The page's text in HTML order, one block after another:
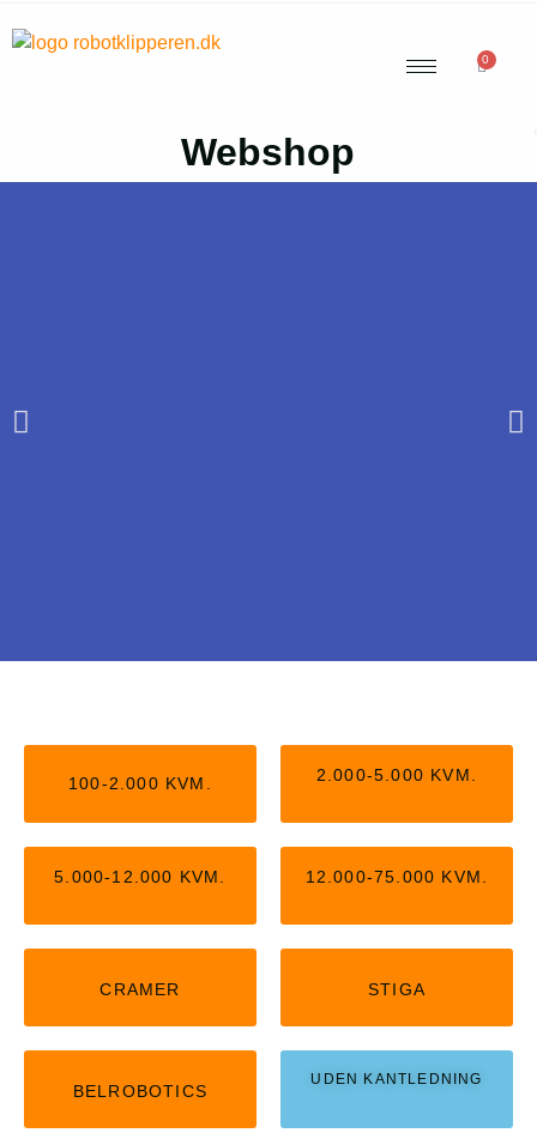
0
Webshop
Nu kan du få Stiga robotter, der arbejder helt
uden kantledning. Kan passe op til 5.000
100-2.000 KVM. 2.000-5.000 KVM.
5.000-12.000 KVM. 12.000-75.000 KVM.
CRAMER STIGA
BELROBOTICS
UDEN KANTLEDNING